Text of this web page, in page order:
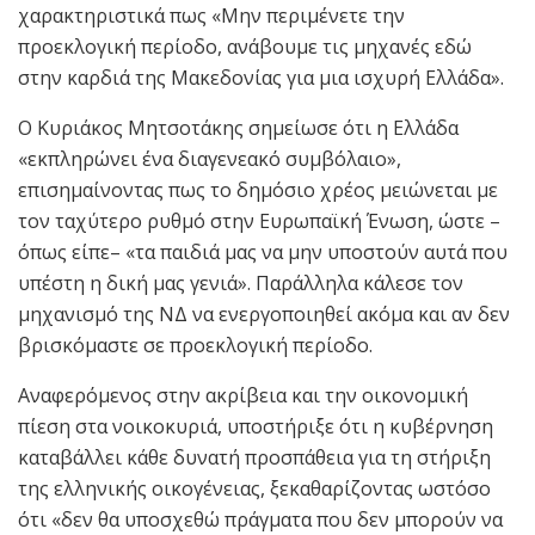
χαρακτηριστικά πως «Μην περιμένετε την
προεκλογική περίοδο, ανάβουμε τις μηχανές εδώ
στην καρδιά της Μακεδονίας για μια ισχυρή Ελλάδα».
Ο Κυριάκος Μητσοτάκης σημείωσε ότι η Ελλάδα
«εκπληρώνει ένα διαγενεακό συμβόλαιο»,
επισημαίνοντας πως το δημόσιο χρέος μειώνεται με
τον ταχύτερο ρυθμό στην Ευρωπαϊκή Ένωση, ώστε –
όπως είπε– «τα παιδιά μας να μην υποστούν αυτά που
υπέστη η δική μας γενιά». Παράλληλα κάλεσε τον
μηχανισμό της ΝΔ να ενεργοποιηθεί ακόμα και αν δεν
βρισκόμαστε σε προεκλογική περίοδο.
Αναφερόμενος στην ακρίβεια και την οικονομική
πίεση στα νοικοκυριά, υποστήριξε ότι η κυβέρνηση
καταβάλλει κάθε δυνατή προσπάθεια για τη στήριξη
της ελληνικής οικογένειας, ξεκαθαρίζοντας ωστόσο
ότι «δεν θα υποσχεθώ πράγματα που δεν μπορούν να